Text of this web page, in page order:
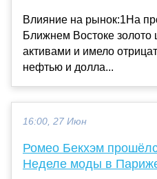
Влияние на рынок:1На
Ближнем Востоке
активами и имело
нефтью и долла...
16:00, 27 Июн
Ромео Бекхэм
Неделе моды в